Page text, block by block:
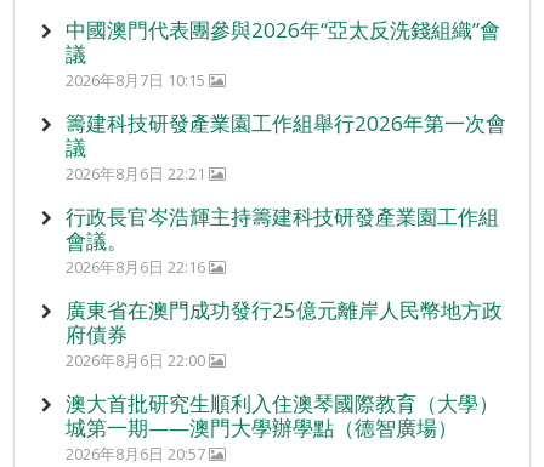
中國澳門代表團參與2026年“亞太反洗錢組織”會
議
2026年8月7日 10:15
籌建科技研發產業園工作組舉行2026年第一次會
議
2026年8月6日 22:21
行政長官岑浩輝主持籌建科技研發產業園工作組
會議。
2026年8月6日 22:16
廣東省在澳門成功發行25億元離岸人民幣地方政
府債券
2026年8月6日 22:00
澳大首批研究生順利入住澳琴國際教育（大學）
城第一期——澳門大學辦學點（德智廣場）
2026年8月6日 20:57